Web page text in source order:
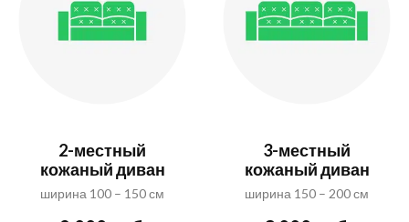
2-местный
кожаный диван
ширина 100 – 150 см
3-местный
кожаный диван
ширина 150 – 200 см